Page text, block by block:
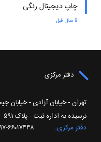
چاپ دیجیتال رنگی
8 سال قبل
دفتر مرکزی
تهران - خیابان آزادی - خیابان
نرسیده به اداره ثبت - پلاک ۵۹۱
دفتر مرکزی
۶۶۰۱۷۴۴۸-۶۶۰۱۴۷۹۷